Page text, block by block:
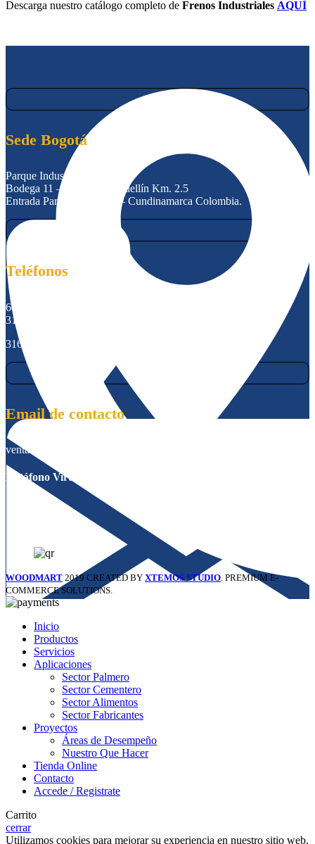
Descarga nuestro catálogo completo de Frenos Industriales AQUÍ
Sede Bogotá
Parque Industrial Lutransa
Bodega 11 – Autopista Medellín Km. 2.5
Entrada Parecelas – Cota – Cundinamarca Colombia.
Teléfonos
601 8966121
315 6953932
316 0106132
Email de contacto
ventas@tramecltda.com
Datáfono Virtual Wompi
WOODMART 2019 CREATED BY XTEMOS STUDIO . PREMIUM E-
COMMERCE SOLUTIONS.
Inicio
Productos
Servicios
Aplicaciones
Sector Palmero
Sector Cementero
Sector Alimentos
Sector Fabricantes
Proyectos
Áreas de Desempeño
Nuestro Que Hacer
Tienda Online
Contacto
Accede / Registrate
Carrito
cerrar
Utilizamos cookies para mejorar su experiencia en nuestro sitio web.